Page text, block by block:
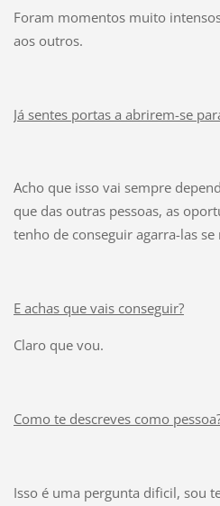
Foram momentos muito
aos outros.
Já sentes portas a abrirem-se
Acho que isso vai sempre
que das outras pessoas, as
tenho de conseguir agarra-las
E achas que vais conseguir?
Claro que vou.
Como te descreves como
Isso é uma pergunta dificil, sou